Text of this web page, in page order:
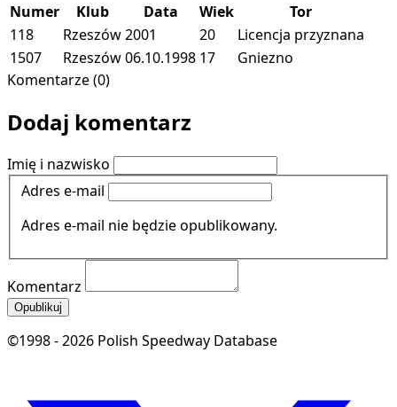
Numer Klub Data Wiek
Tor
118
Rzeszów2001 20
Licencja przyznana
1507
Rzeszów06.10.1998 17
Gniezno
Komentarze (0)
Dodaj komentarz
Imię i nazwisko
Adres e-mail
Adres e-mail nie będzie opublikowany.
Komentarz
Opublikuj
©1998 - 2026 Polish Speedway Database